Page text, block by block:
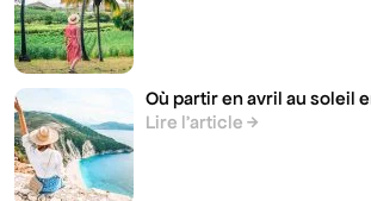
Où partir en avril au soleil
Lire l’article